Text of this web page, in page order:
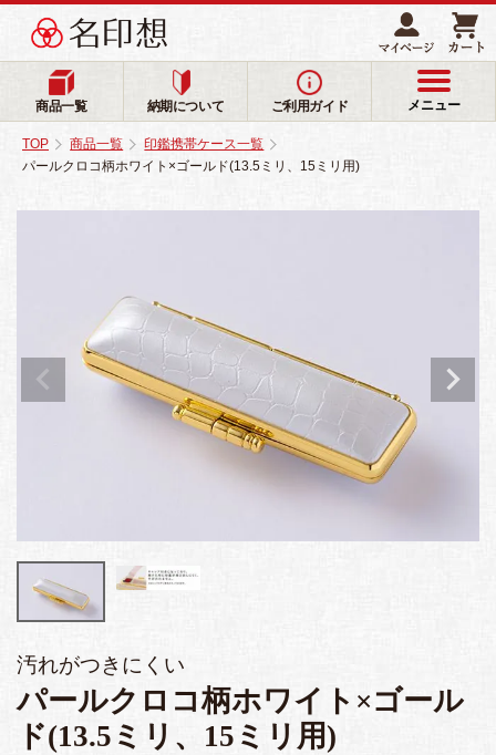
商品一覧 納期について ご利用ガイド メニュー
TOP 商品一覧
印鑑携帯ケース一覧
パールクロコ柄ホワイト×ゴールド(13.5ミリ、15ミリ用)
汚れがつきにくい
パールクロコ柄ホワイト×ゴール
ド(13.5ミリ、15ミリ用)